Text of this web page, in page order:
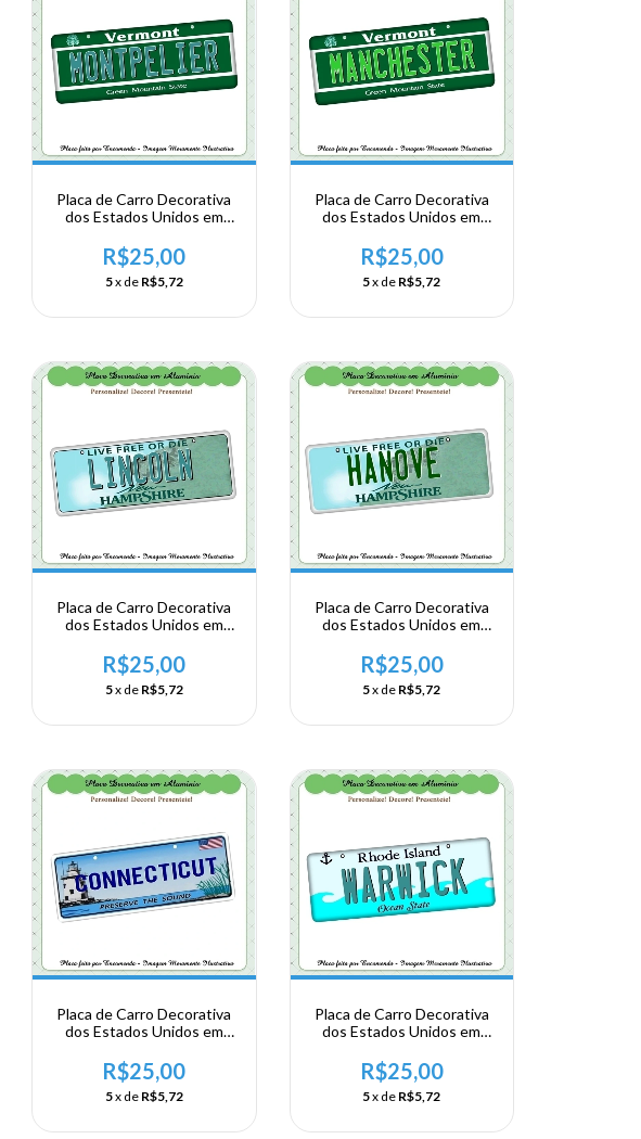
Placa de Carro Decorativa
dos Estados Unidos em
NORDESTE - VERMONT -
Montpelier
R$25,00
5x de R$5,72
Placa de Carro Decorativa
dos Estados Unidos em
NORDESTE - VERMONT -
Manchester
R$25,00
5x de R$5,72
Placa de Carro Decorativa
dos Estados Unidos em
NORDESTE - Hampshire -
Lilcoln
R$25,00
5x de R$5,72
Placa de Carro Decorativa
dos Estados Unidos em
NORDESTE - Hampshire -
Hanove
R$25,00
5x de R$5,72
Placa de Carro Decorativa
dos Estados Unidos em
NORDESTE -
CONNECTICUT
R$25,00
5x de R$5,72
Placa de Carro Decorativa
dos Estados Unidos em
NORDESTE - Rhode Island
- Warwick
R$25,00
5x de R$5,72